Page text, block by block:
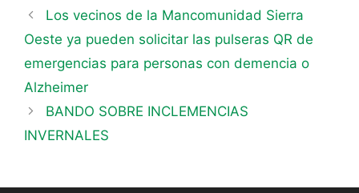
Los vecinos de la Mancomunidad Sierra
Oeste ya pueden solicitar las pulseras QR de
emergencias para personas con demencia o
Alzheimer
BANDO SOBRE INCLEMENCIAS
INVERNALES